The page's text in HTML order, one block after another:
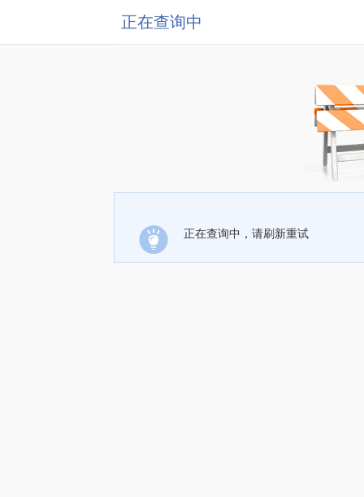
正在查询中
正在查询中，请刷新重试